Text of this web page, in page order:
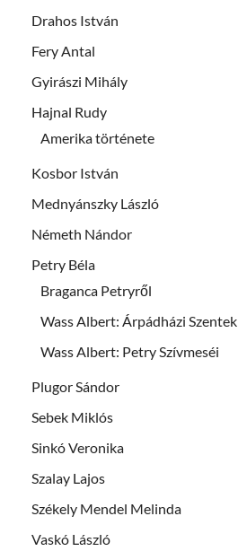
Drahos István
Fery Antal
Gyirászi Mihály
Hajnal Rudy
Amerika története
Kosbor István
Mednyánszky László
Németh Nándor
Petry Béla
Braganca Petryről
Wass Albert: Árpádházi Szentek
Wass Albert: Petry Szívmeséi
Plugor Sándor
Sebek Miklós
Sinkó Veronika
Szalay Lajos
Székely Mendel Melinda
Vaskó László